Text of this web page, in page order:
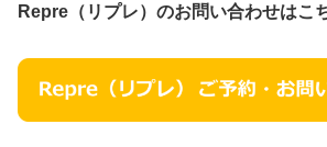
Repre（リプレ）のお問い合わせはこ